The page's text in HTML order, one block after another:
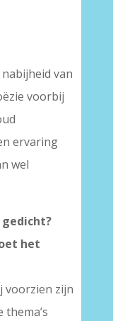
van
voorbij
ervaring
wel
het
voorzien zijn